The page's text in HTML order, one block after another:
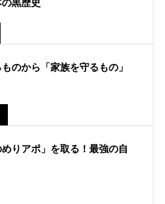
黒歴史
のから「家族を守るもの」
りアポ」を取る！最強の自